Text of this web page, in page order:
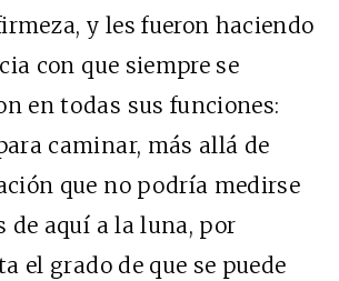
y les fueron haciendo
con que siempre se
en todas sus funciones:
caminar, más allá de
que no podría medirse
de aquí a la luna, por
el grado de que se puede